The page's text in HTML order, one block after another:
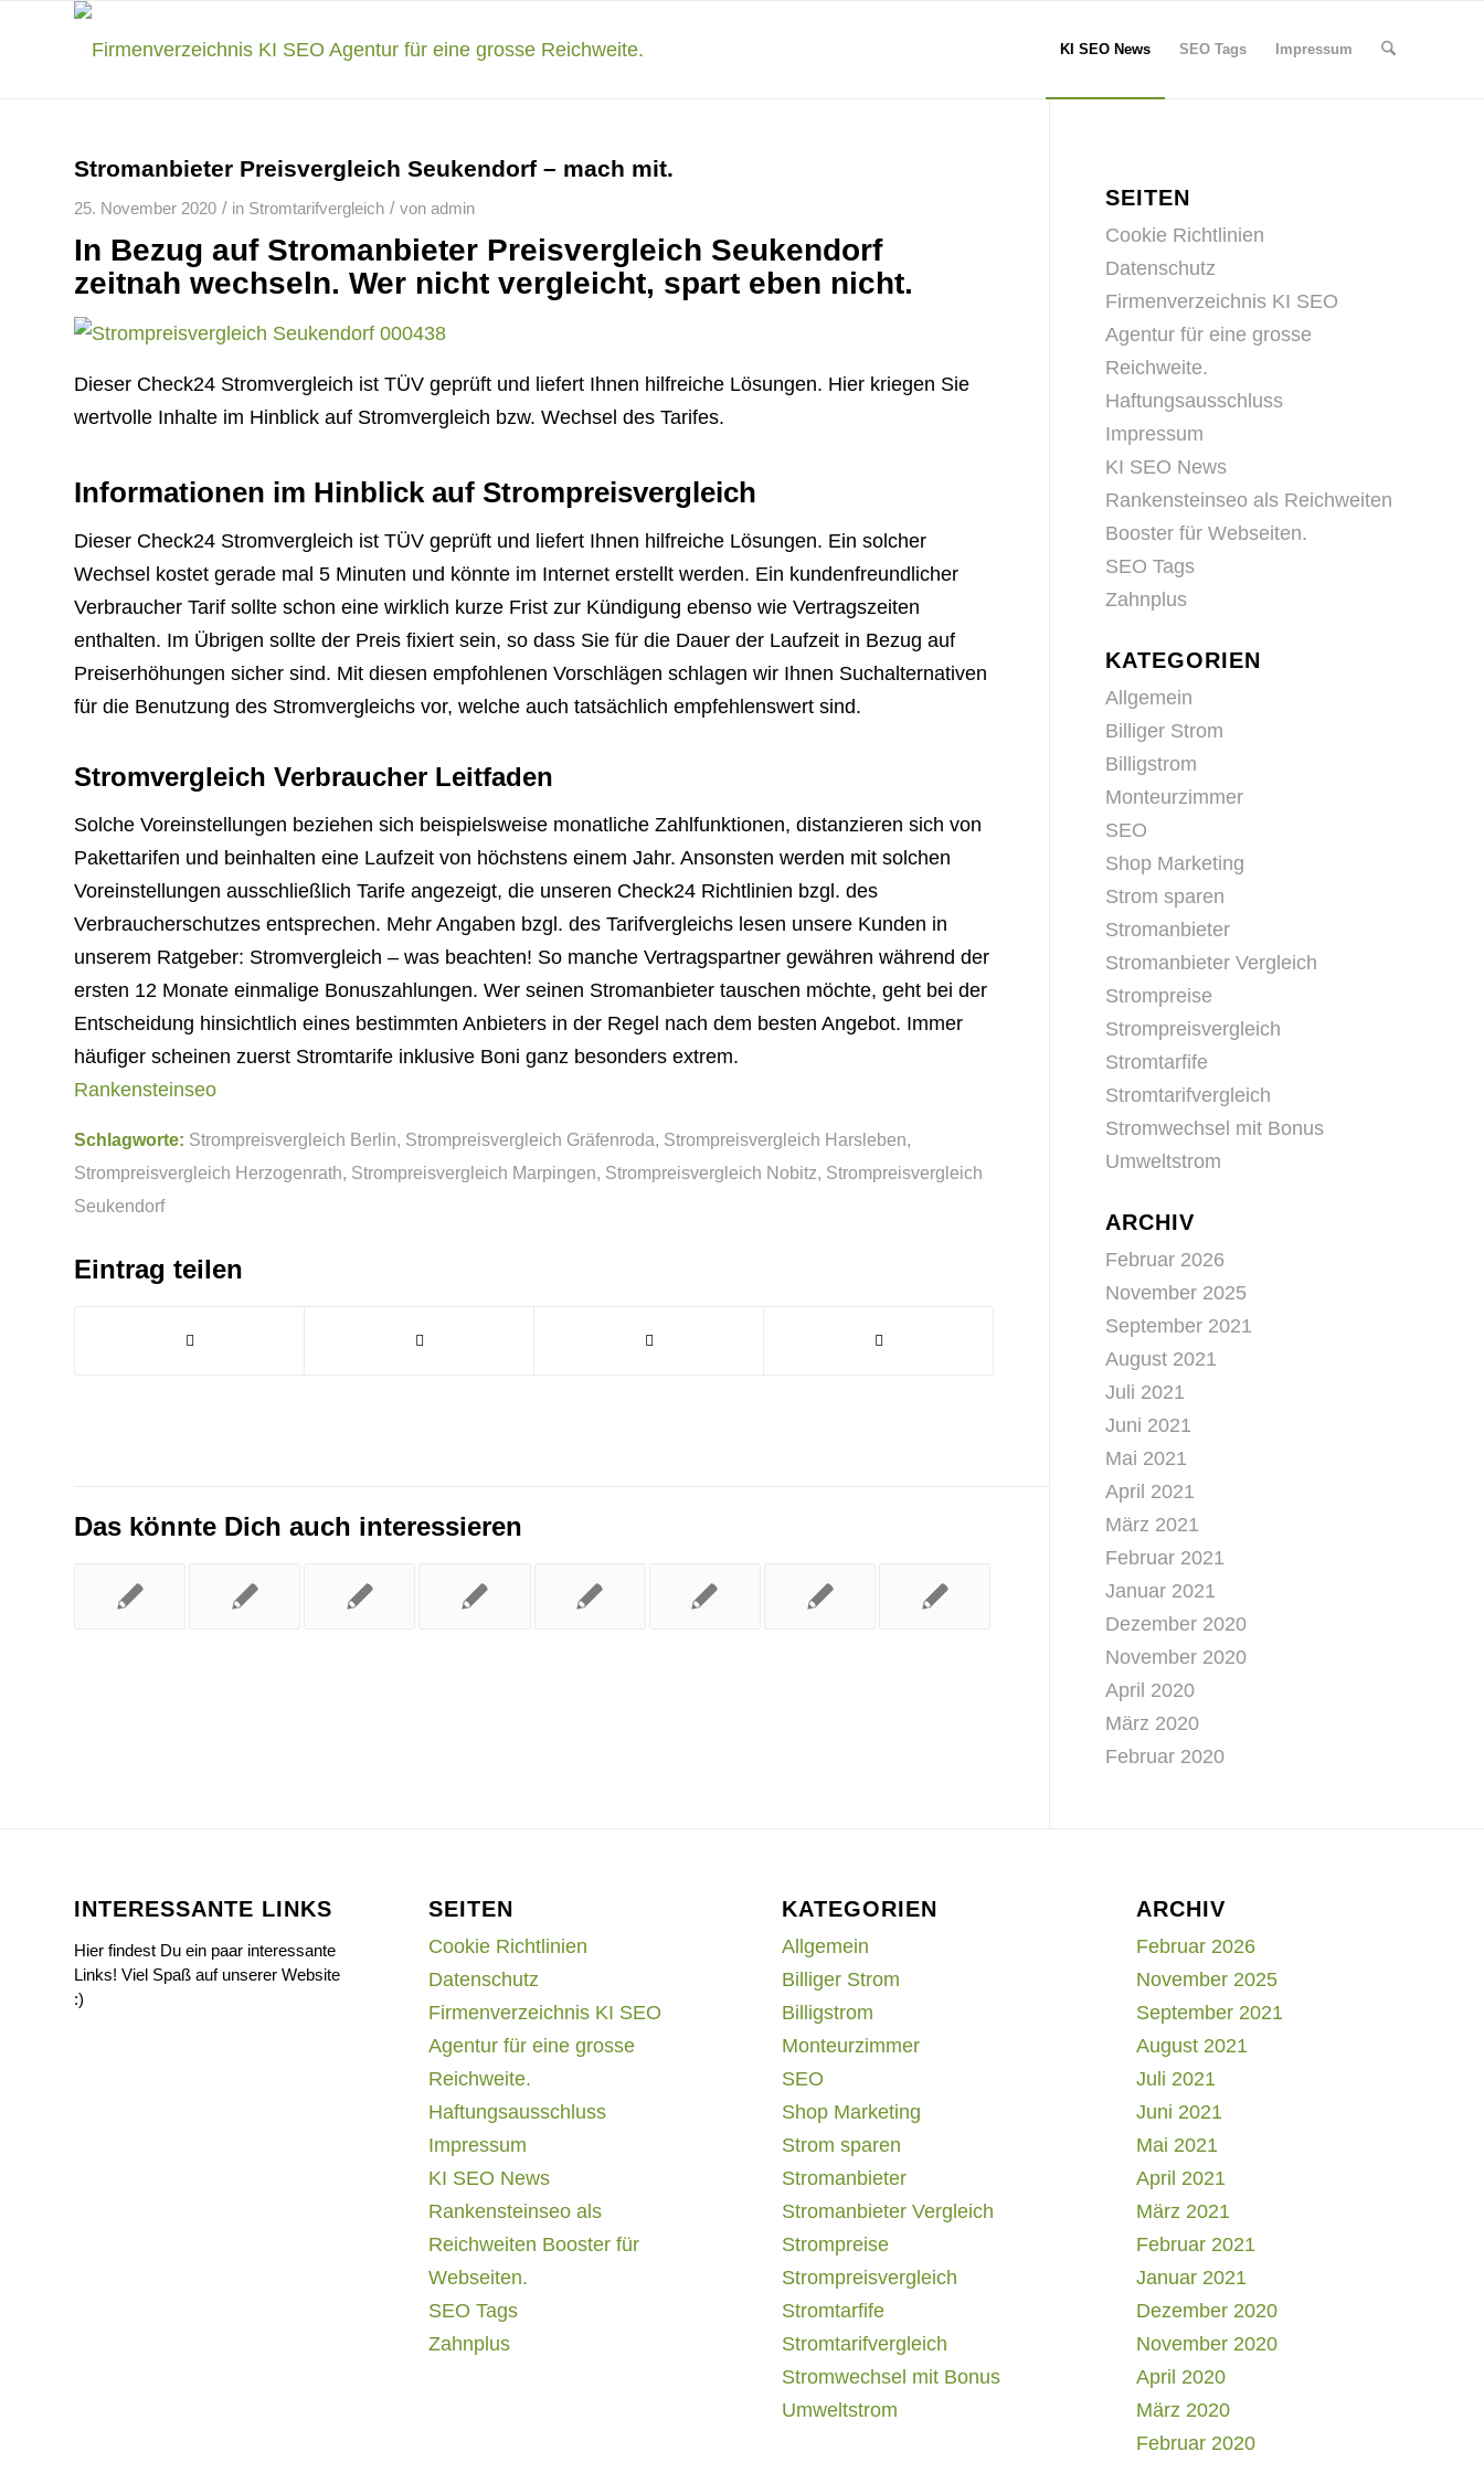
KI SEO News SEO Tags Impressum
Stromanbieter Preisvergleich Seukendorf – mach mit.
25. November 2020 / in Stromtarifvergleich / von admin
In Bezug auf Stromanbieter Preisvergleich Seukendorf
zeitnah wechseln. Wer nicht vergleicht, spart eben nicht.
Dieser Check24 Stromvergleich ist TÜV geprüft und liefert Ihnen hilfreiche Lösungen. Hier kriegen Sie
wertvolle Inhalte im Hinblick auf Stromvergleich bzw. Wechsel des Tarifes.
Informationen im Hinblick auf Strompreisvergleich
Dieser Check24 Stromvergleich ist TÜV geprüft und liefert Ihnen hilfreiche Lösungen. Ein solcher
Wechsel kostet gerade mal 5 Minuten und könnte im Internet erstellt werden. Ein kundenfreundlicher
Verbraucher Tarif sollte schon eine wirklich kurze Frist zur Kündigung ebenso wie Vertragszeiten
enthalten. Im Übrigen sollte der Preis fixiert sein, so dass Sie für die Dauer der Laufzeit in Bezug auf
Preiserhöhungen sicher sind. Mit diesen empfohlenen Vorschlägen schlagen wir Ihnen Suchalternativen
für die Benutzung des Stromvergleichs vor, welche auch tatsächlich empfehlenswert sind.
Stromvergleich Verbraucher Leitfaden
Solche Voreinstellungen beziehen sich beispielsweise monatliche Zahlfunktionen, distanzieren sich von
Pakettarifen und beinhalten eine Laufzeit von höchstens einem Jahr. Ansonsten werden mit solchen
Voreinstellungen ausschließlich Tarife angezeigt, die unseren Check24 Richtlinien bzgl. des
Verbraucherschutzes entsprechen. Mehr Angaben bzgl. des Tarifvergleichs lesen unsere Kunden in
unserem Ratgeber: Stromvergleich – was beachten! So manche Vertragspartner gewähren während der
ersten 12 Monate einmalige Bonuszahlungen. Wer seinen Stromanbieter tauschen möchte, geht bei der
Entscheidung hinsichtlich eines bestimmten Anbieters in der Regel nach dem besten Angebot. Immer
häufiger scheinen zuerst Stromtarife inklusive Boni ganz besonders extrem.
Rankensteinseo
Schlagworte: Strompreisvergleich Berlin, Strompreisvergleich Gräfenroda, Strompreisvergleich Harsleben,
Strompreisvergleich Herzogenrath, Strompreisvergleich Marpingen, Strompreisvergleich Nobitz, Strompreisvergleich
Seukendorf
Eintrag teilen
Das könnte Dich auch interessieren
SEITEN
Cookie Richtlinien
Datenschutz
Firmenverzeichnis KI SEO
Agentur für eine grosse
Reichweite.
Haftungsausschluss
Impressum
KI SEO News
Rankensteinseo als Reichweiten
Booster für Webseiten.
SEO Tags
Zahnplus
KATEGORIEN
Allgemein
Billiger Strom
Billigstrom
Monteurzimmer
SEO
Shop Marketing
Strom sparen
Stromanbieter
Stromanbieter Vergleich
Strompreise
Strompreisvergleich
Stromtarfife
Stromtarifvergleich
Stromwechsel mit Bonus
Umweltstrom
ARCHIV
Februar 2026
November 2025
September 2021
August 2021
Juli 2021
Juni 2021
Mai 2021
April 2021
März 2021
Februar 2021
Januar 2021
Dezember 2020
November 2020
April 2020
März 2020
Februar 2020
INTERESSANTE LINKS
Hier findest Du ein paar interessante
Links! Viel Spaß auf unserer Website
:)
SEITEN
Cookie Richtlinien
Datenschutz
Firmenverzeichnis KI SEO
Agentur für eine grosse
Reichweite.
Haftungsausschluss
Impressum
KI SEO News
Rankensteinseo als
Reichweiten Booster für
Webseiten.
SEO Tags
Zahnplus
KATEGORIEN
Allgemein
Billiger Strom
Billigstrom
Monteurzimmer
SEO
Shop Marketing
Strom sparen
Stromanbieter
Stromanbieter Vergleich
Strompreise
Strompreisvergleich
Stromtarfife
Stromtarifvergleich
Stromwechsel mit Bonus
Umweltstrom
ARCHIV
Februar 2026
November 2025
September 2021
August 2021
Juli 2021
Juni 2021
Mai 2021
April 2021
März 2021
Februar 2021
Januar 2021
Dezember 2020
November 2020
April 2020
März 2020
Februar 2020